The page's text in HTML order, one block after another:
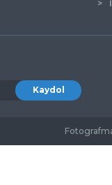
Kaydol